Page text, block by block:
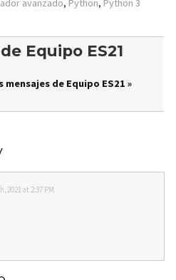
avanzado, Python, Python 3
Equipo ES21
de Equipo ES21 »
2021 at 2:37 PM